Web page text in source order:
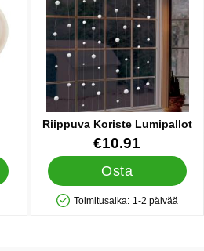
Riippuva Koriste Lumipallot
Tuote.nro 31610
€10.91
Osta
Saatavuus: Varastossa
Toimitusaika: 1-2 päivää